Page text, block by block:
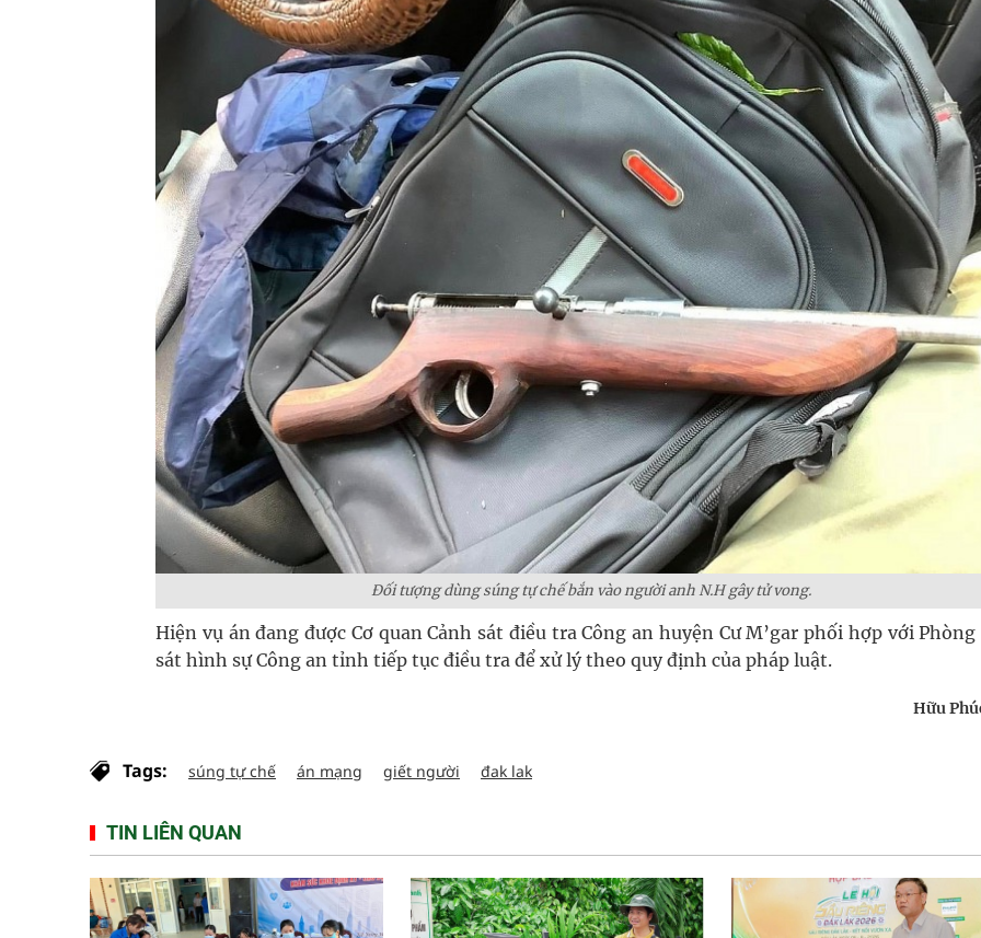
Đối tượng dùng súng tự chế bắn vào người anh N.H gây tử vong.
Hiện vụ án đang được Cơ quan Cảnh sát điều tra Công an huyện Cư M’gar phối hợp với Phòng
sát hình sự Công an tỉnh tiếp tục điều tra để xử lý theo quy định của pháp luật.
Hữu
Tags: súng tự chế án mạng giết người đak lak
TIN LIÊN QUAN